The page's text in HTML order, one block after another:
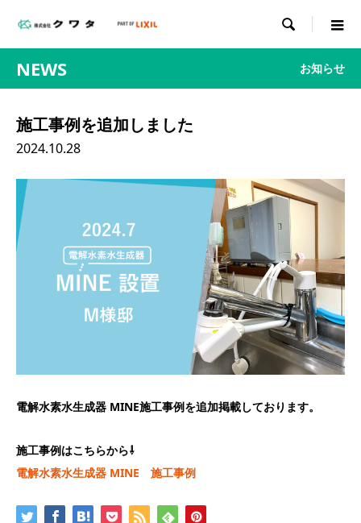

NEWS お知らせ
施工事例を追加しました
2024.10.28
電解水素水生成器 MINE施工事例を追加掲載しております。
施工事例はこちらから⇩
電解水素水生成器 MINE 施工事例